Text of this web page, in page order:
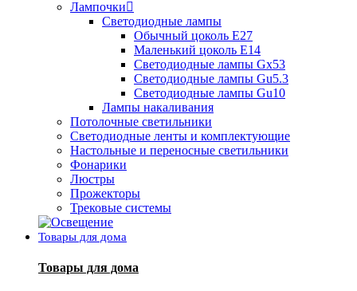
Лампочки
Светодиодные лампы
Обычный цоколь Е27
Маленький цоколь Е14
Светодиодные лампы Gx53
Светодиодные лампы Gu5.3
Светодиодные лампы Gu10
Лампы накаливания
Потолочные светильники
Светодиодные ленты и комплектующие
Настольные и переносные светильники
Фонарики
Люстры
Прожекторы
Трековые системы
Товары для дома
Товары для дома